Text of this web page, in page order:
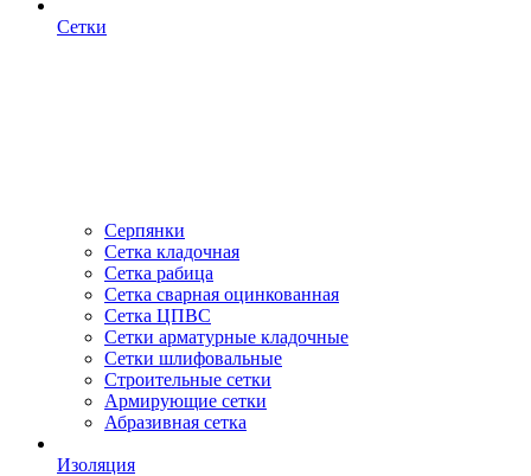
Сетки
Серпянки
Сетка кладочная
Сетка рабица
Сетка сварная оцинкованная
Сетка ЦПВС
Сетки арматурные кладочные
Сетки шлифовальные
Строительные сетки
Армирующие сетки
Абразивная сетка
Изоляция